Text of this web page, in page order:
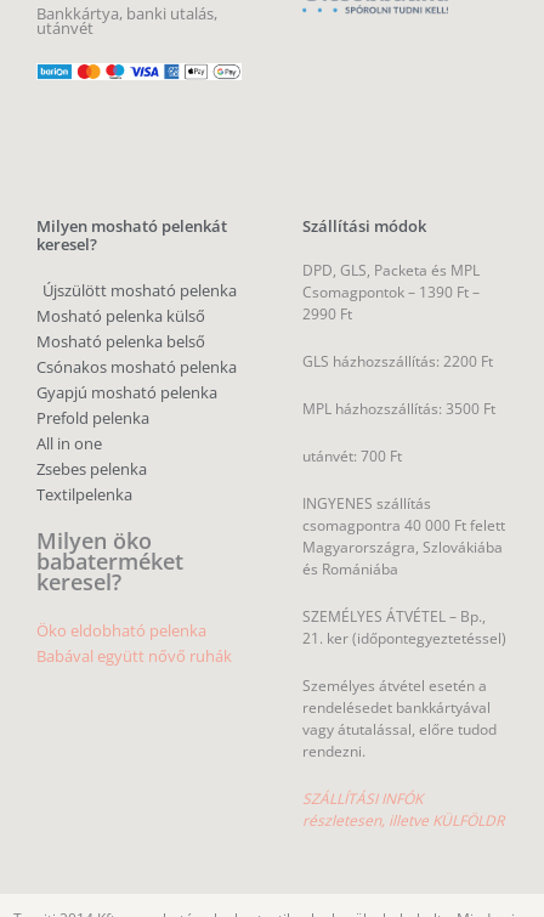
Bankkártya, banki utalás,
utánvét
Milyen mosható pelenkát
keresel?
Újszülött mosható pelenka
Mosható pelenka külső
Mosható pelenka belső
Csónakos mosható pelenka
Gyapjú mosható pelenka
Prefold pelenka
All in one
Zsebes pelenka
Textilpelenka
Milyen öko
babaterméket
keresel?
Öko eldobható pelenka
Babával együtt nővő ruhák
Szállítási módok
DPD, GLS, Packeta és MPL
Csomagpontok – 1390 Ft –
2990 Ft
GLS házhozszállítás: 2200 Ft
MPL házhozszállítás: 3500 Ft
utánvét: 700 Ft
INGYENES szállítás
csomagpontra 40 000 Ft felett
Magyarországra, Szlovákiába
és Romániába
SZEMÉLYES ÁTVÉTEL – Bp.,
21. ker (időpontegyeztetéssel)
Személyes átvétel esetén a
rendelésedet bankkártyával
vagy átutalással, előre tudod
rendezni.
SZÁLLÍTÁSI INFÓK
részletesen, illetve KÜLFÖLDR